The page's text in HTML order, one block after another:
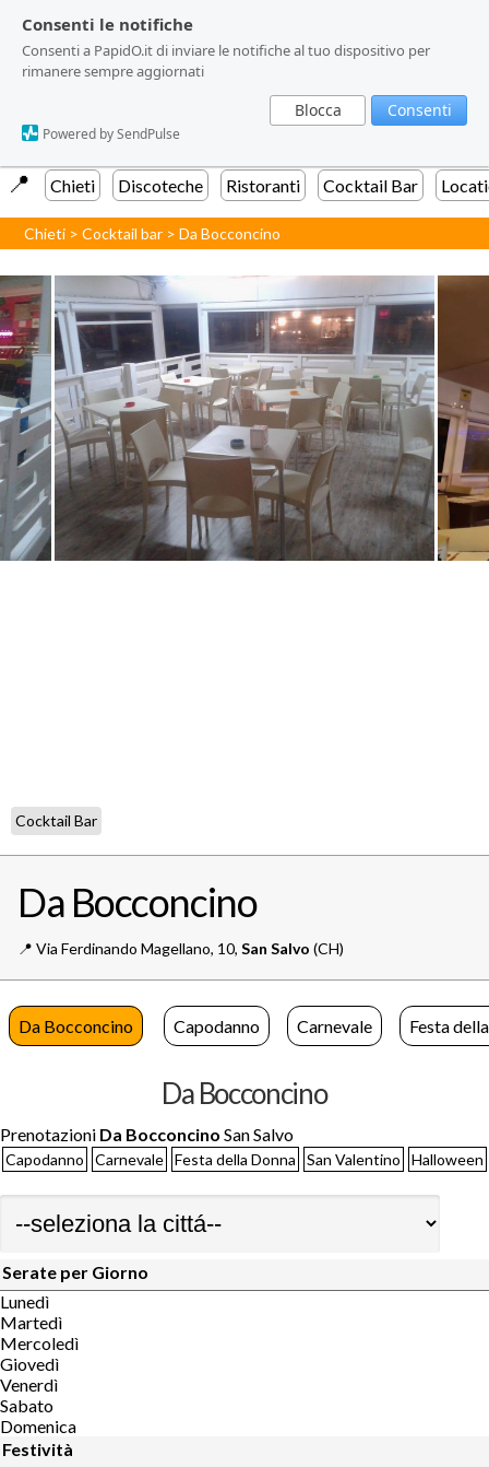
Consenti le notifiche
Consenti a PapidO.it di inviare le notifiche al tuo dispositivo per
rimanere sempre aggiornati
Blocca Consenti
Powered by SendPulse
Consenti le notifiche
Consenti a PapidO.it di inviare le notifiche al tuo dispositivo per
rimanere sempre aggiornati
Blocca Consenti
Powered by SendPulse
📍️ Chieti Discoteche Ristoranti Cocktail Bar
Chieti >Cocktail bar >Da Bocconcino
Cocktail Bar
Da Bocconcino
📍️ Via Ferdinando Magellano, 10, San Salvo (CH)
Da Bocconcino Capodanno Carnevale Festa
Da Bocconcino
Prenotazioni Da Bocconcino San Salvo
Capodanno Carnevale Festa della Donna San Valentino Halloween
Serate per Giorno
Lunedì
Martedì
Mercoledì
Giovedì
Venerdì
Sabato
Domenica
Festività